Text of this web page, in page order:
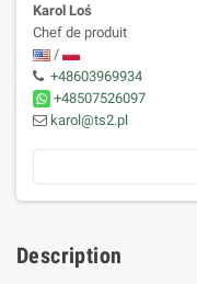
Karol Loś
Chef de produit
/
+48603969934
+48507526097
karol@ts2.pl
Description